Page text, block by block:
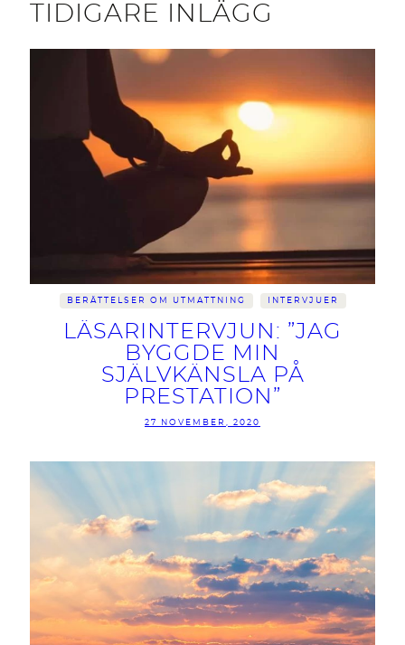
TIDIGARE INLÄGG
BERÄTTELSER OM UTMATTNING INTERVJUER
LÄSARINTERVJUN: ”JAG
BYGGDE MIN
SJÄLVKÄNSLA PÅ
PRESTATION”
27 NOVEMBER, 2020